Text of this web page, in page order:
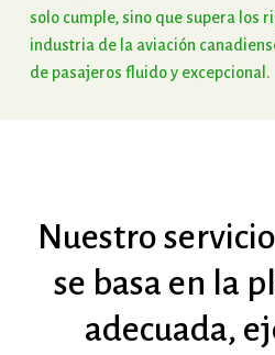
solo cumple,sino quesupera los
industria de la aviación
de pasajeros fluidoy excepcional.
Nuestro servicio
se basa en la
adecuada,